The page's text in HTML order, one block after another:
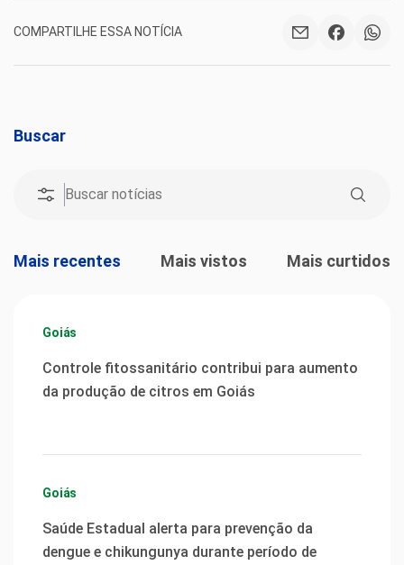
COMPARTILHE ESSA NOTÍCIA
Buscar
Mais recentes Mais vistos Mais curtidos
Goiás
Controle fitossanitário contribui para aumento
da produção de citros em Goiás
Goiás
Saúde Estadual alerta para prevenção da
dengue e chikungunya durante período de